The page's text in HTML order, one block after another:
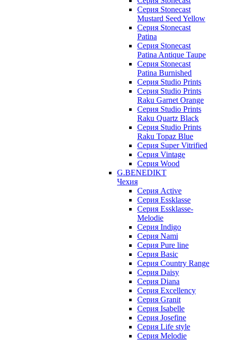
Серия Stonecast
Mustard Seed Yellow
Серия Stonecast
Patina
Серия Stonecast
Patina Antique Taupe
Серия Stonecast
Patina Burnished
Серия Studio Prints
Серия Studio Prints
Raku Garnet Orange
Серия Studio Prints
Raku Quartz Black
Серия Studio Prints
Raku Topaz Blue
Серия Super Vitrified
Серия Vintage
Серия Wood
G.BENEDIKT
Чехия
Cерия Active
Cерия Essklasse
Cерия Essklasse-
Melodie
Cерия Indigo
Cерия Nami
Cерия Pure line
Серия Basic
Серия Country Range
Серия Daisy
Серия Diana
Серия Excellency
Серия Granit
Серия Isabelle
Серия Josefine
Серия Life style
Серия Melodie